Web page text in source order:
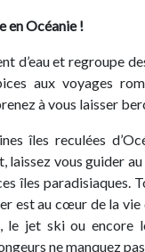
en Océanie !
d’eau et regroupe
aux voyages
à vous laisser
îles reculées
laissez vous guider
îles paradisiaques.
est au cœur de la
le jet ski ou encore
ne manquez